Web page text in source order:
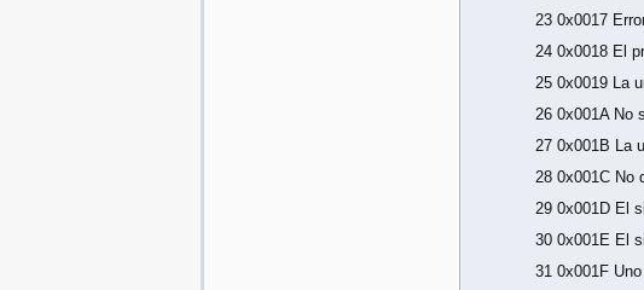
23 0x0017
24 0x0018 El
25 0x0019 La
26 0x001A No
27 0x001B La
28 0x001C No
29 0x001D El
30 0x001E El
31 0x001F